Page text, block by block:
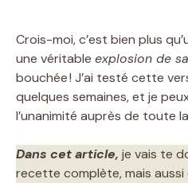
Crois-moi, c’est bien plus
une véritable explosion de
bouchée ! J’ai testé cette
quelques semaines, et je
l’unanimité auprès de toute
Dans cet article, je vais te
recette complète, mais aussi